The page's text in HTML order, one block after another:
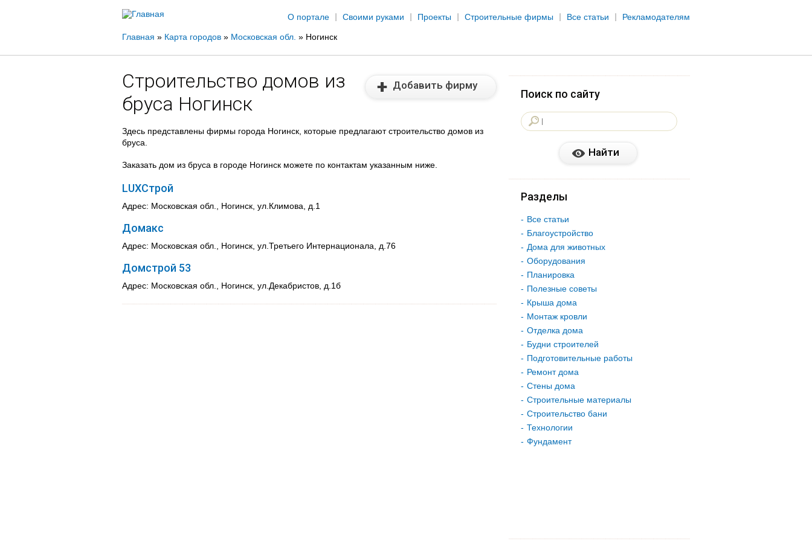
О портале
Своими руками Проекты Строительные фирмы Все статьи Рекламодателям
Вы
здесь
Главная » Карта городов » Московская обл. » Ногинск
Строительство домов из
бруса Ногинск
Добавить фирму
Здесь представлены фирмы города Ногинск, которые предлагают строительство домов из
бруса.
Заказать дом из бруса в городе Ногинск можете по контактам указанным ниже.
LUXСтрой
Адрес: Московская обл., Ногинск, ул.Климова, д.1
Домакс
Адрес: Московская обл., Ногинск, ул.Третьего Интернационала, д.76
Домстрой 53
Адрес: Московская обл., Ногинск, ул.Декабристов, д.1б
Поиск по сайту
Разделы
Все статьи
Благоустройство
Дома для животных
Оборудования
Планировка
Полезные советы
Крыша дома
Монтаж кровли
Отделка дома
Будни строителей
Подготовительные работы
Ремонт дома
Стены дома
Строительные материалы
Строительство бани
Технологии
Фундамент